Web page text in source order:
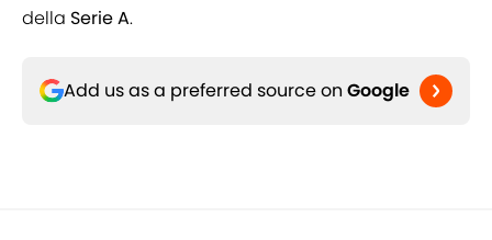
della Serie A.
Add us as a preferred source on Google